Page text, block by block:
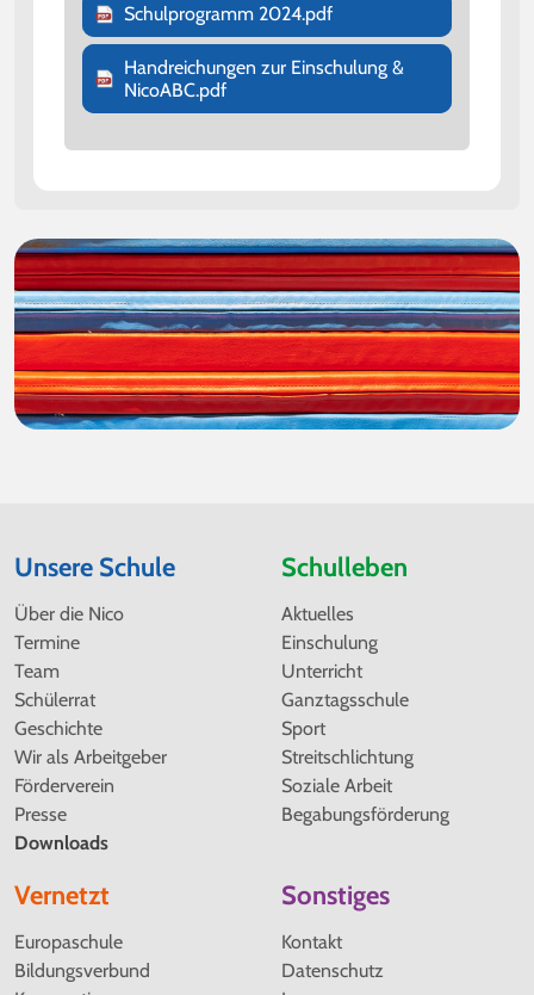
Schulprogramm 2024.pdf
Handreichungen zur Einschulung &
NicoABC.pdf
Unsere Schule
Navigation
überspringen
Über die Nico
Termine
Team
Schülerrat
Geschichte
Wir als Arbeitgeber
Förderverein
Presse
Downloads
Schulleben
Navigation
überspringen
Aktuelles
Einschulung
Unterricht
Ganztagsschule
Sport
Streitschlichtung
Soziale Arbeit
Begabungsförderung
Vernetzt
Navigation
überspringen
Europaschule
Bildungsverbund
Sonstiges
Navigation
überspringen
Kontakt
Datenschutz